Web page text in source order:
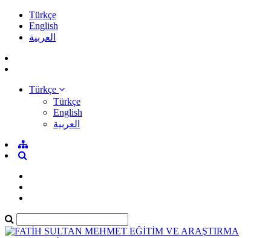
Türkçe
English
العربية
Türkçe
Türkçe
English
العربية